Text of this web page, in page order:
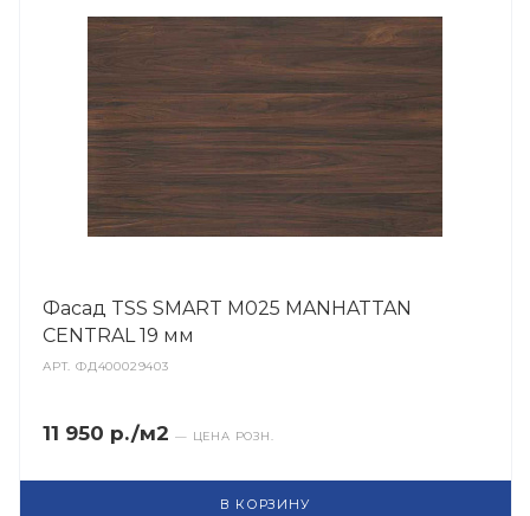
Фасад TSS SMART M025 MANHATTAN
CENTRAL 19 мм
АРТ.ФД400029403
11 950 р./м2 — ЦЕНА РОЗН.
В КОРЗИНУ